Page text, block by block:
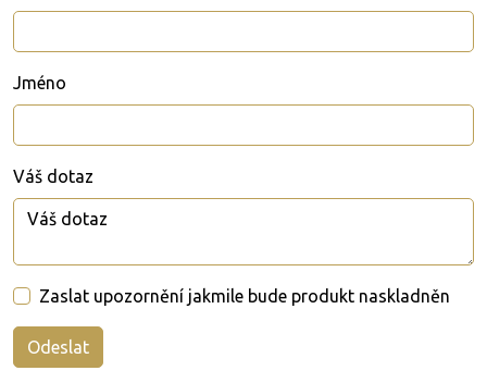
Jméno
Váš dotaz
Zaslat upozornění jakmile bude produkt naskladněn